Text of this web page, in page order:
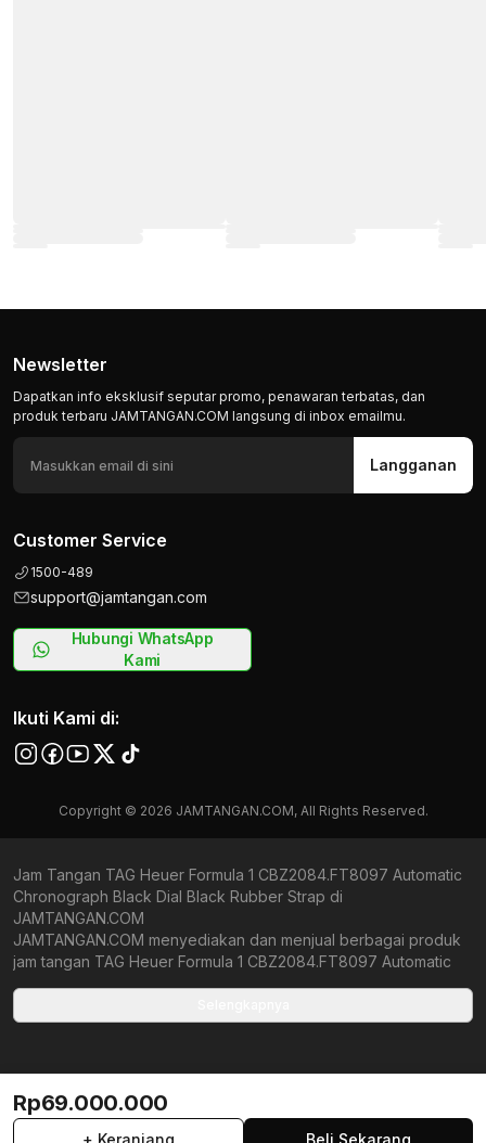
Newsletter
Dapatkan info eksklusif seputar promo, penawaran terbatas, dan
produk terbaru JAMTANGAN.COM langsung di inbox emailmu.
Langganan
Customer Service
1500-489
support@jamtangan.com
Hubungi WhatsApp
Kami
Ikuti Kami di:
Copyright © 2026 JAMTANGAN.COM, All Rights Reserved.
Jam Tangan TAG Heuer Formula 1 CBZ2084.FT8097 Automatic
Chronograph Black Dial Black Rubber Strap di
JAMTANGAN.COM
JAMTANGAN.COM menyediakan dan menjual berbagai produk
jam tangan TAG Heuer Formula 1 CBZ2084.FT8097 Automatic
berkomitmen untuk memberi penawaran terbaik bagi setiap
tersedia merupakan produk jam tangan original, berkualitas
tinggi, dan memiliki harga yang lebih terjangkau dari toko online
Indonesia lainnya. Anda, watchlovers, merupakan prioritas
utama kami. Dengan tersedianya berbagai jam tangan
Rp69.000.000
+ Keranjang Beli Sekarang